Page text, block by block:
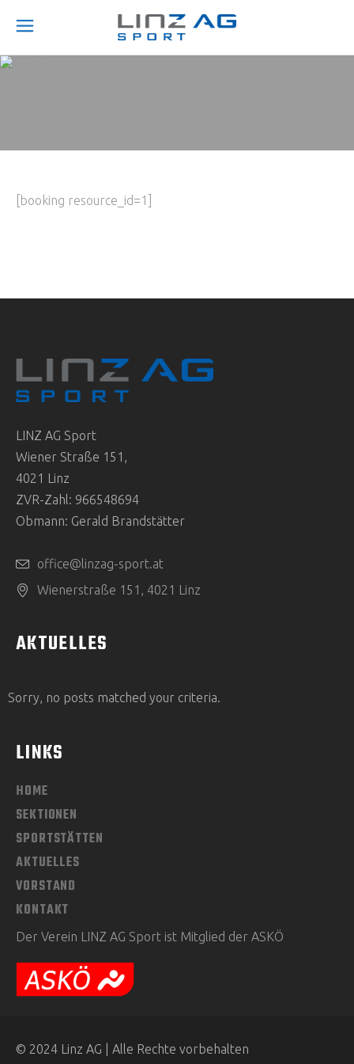
[booking resource_id=1]
LINZ AG Sport
Wiener Straße 151,
4021 Linz
ZVR-Zahl: 966548694
Obmann: Gerald Brandstätter
office@linzag-sport.at
Wienerstraße 151, 4021 Linz
AKTUELLES
Sorry, no posts matched your criteria.
LINKS
HOME
SEKTIONEN
SPORTSTÄTTEN
AKTUELLES
VORSTAND
KONTAKT
Der Verein LINZ AG Sport ist Mitglied der ASKÖ
© 2024 Linz AG | Alle Rechte vorbehalten